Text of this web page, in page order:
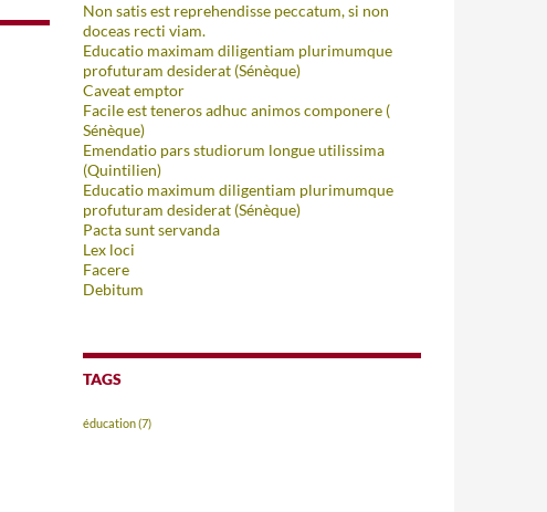
Non satis est reprehendisse peccatum, si non
doceas recti viam.
Educatio maximam diligentiam plurimumque
profuturam desiderat (Sénèque)
Caveat emptor
Facile est teneros adhuc animos componere (
Sénèque)
Emendatio pars studiorum longue utilissima
(Quintilien)
Educatio maximum diligentiam plurimumque
profuturam desiderat (Sénèque)
Pacta sunt servanda
Lex loci
Facere
Debitum
TAGS
éducation(7)